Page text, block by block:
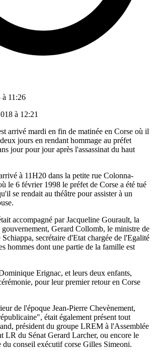
à 11:26
à 12:21
arrivé mardi en fin de matinée en Corse où il
jours en rendant hommage au préfet
jour pour jour après l'assassinat du haut
à 11H20 dans la petite rue Colonna-
le 6 février 1998 le préfet de Corse a été tué
se rendait au théâtre pour assister à un
accompagné par Jacqueline Gourault, la
Gerard Collomb, le ministre de
secrétaire d'Etat chargée de l'Egalité
hommes dont une partie de la famille est
Erignac, et leurs deux enfants,
pour leur premier retour en Corse
de l'époque Jean-Pierre Chevènement,
était également présent tout
président du groupe LREM à l'Assemblée
LR du Sénat Gerard Larcher, ou encore le
du conseil exécutif corse Gilles Simeoni.